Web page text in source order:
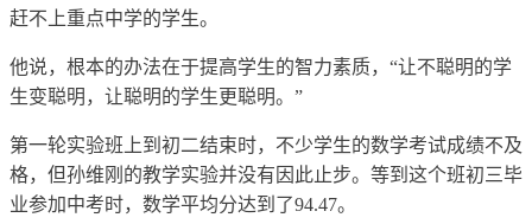
赶不上重点中学的学生。
他说，根本的办法在于提高学生的智力素质，“让不聪明的学
生变聪明，让聪明的学生更聪明。”
第一轮实验班上到初二结束时，不少学生的数学考试成绩不及
格，但孙维刚的教学实验并没有因此止步。等到这个班初三毕
业参加中考时，数学平均分达到了94.47。